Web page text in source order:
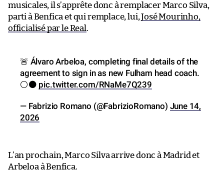
musicales, il s’apprête donc à remplacer Marco Silva,
parti à Benfica et qui remplace, lui,José Mourinho,
officialisé par le Real.
🚨 Álvaro Arbeloa, completing final details of the
agreement to sign in as new Fulham head coach.
⚪️⚫️ pic.twitter.com/RNaMe7Q239
— Fabrizio Romano (@FabrizioRomano) June 14,
2026
L’an prochain, Marco Silva arrive donc à Madrid et
Arbeloa à Benfica.